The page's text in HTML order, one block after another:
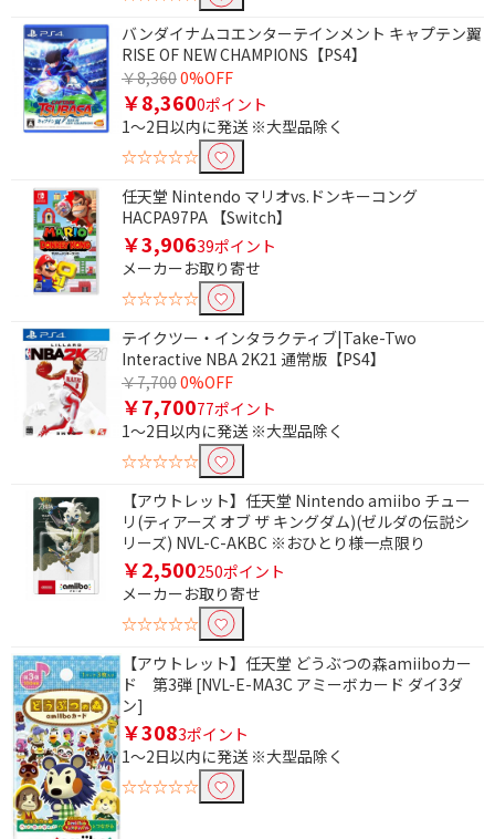
バンダイナムコエンターテインメント キャプテン翼
RISE OF NEW CHAMPIONS【PS4】
￥8,3600%OFF
￥8,3600ポイント
1～2日以内に発送 ※大型品除く
☆☆☆☆☆
任天堂 Nintendo マリオvs.ドンキーコング
HACPA97PA 【Switch】
￥3,90639ポイント
メーカーお取り寄せ
☆☆☆☆☆
テイクツー・インタラクティブ|Take-Two
Interactive NBA 2K21 通常版【PS4】
￥7,7000%OFF
￥7,70077ポイント
1～2日以内に発送 ※大型品除く
☆☆☆☆☆
【アウトレット】任天堂 Nintendo amiibo チュー
リ(ティアーズ オブ ザ キングダム)(ゼルダの伝説シ
リーズ) NVL-C-AKBC ※おひとり様一点限り
￥2,500250ポイント
メーカーお取り寄せ
☆☆☆☆☆
【アウトレット】任天堂 どうぶつの森amiiboカー
ド 第3弾 [NVL-E-MA3C アミーボカード ダイ3ダ
ン]
￥3083ポイント
1～2日以内に発送 ※大型品除く
☆☆☆☆☆
条件で絞り込む
フリーワードで絞り込む
除外する
除外する にチェックを入れると、指定したワード
を除外して検索します。
価格で絞り込む
円
CERO年齢区分で絞り込む
A：全年齢対象
B：12歳以上対象
C：15歳以上対象
Z：18歳以上のみ対象
審査予定レーティング